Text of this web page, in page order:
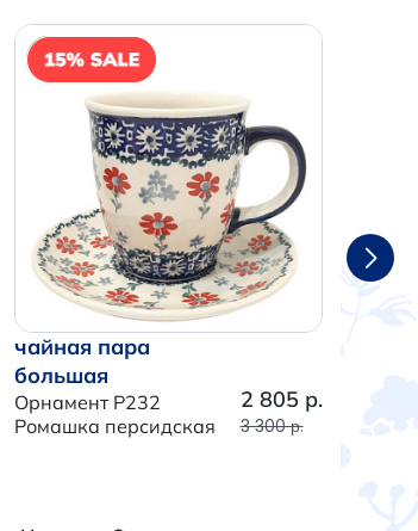
NEW
чайная пара
большая
Орнамент P232
Ромашка персидская
2 805 р.
3 300 р.